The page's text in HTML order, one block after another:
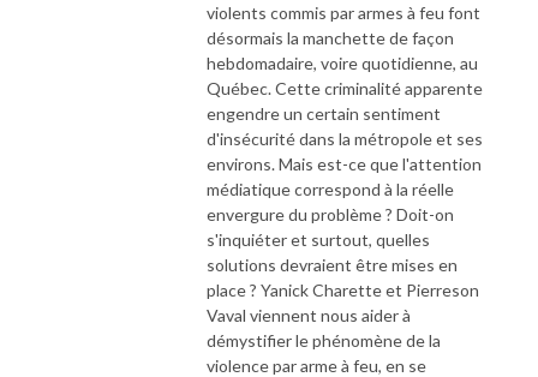
violents commis par armes à feu font
désormais la manchette de façon
hebdomadaire, voire quotidienne, au
Québec. Cette criminalité apparente
engendre un certain sentiment
d'insécurité dans la métropole et ses
environs. Mais est-ce que l'attention
médiatique correspond à la réelle
envergure du problème ? Doit-on
s'inquiéter et surtout, quelles
solutions devraient être mises en
place ? Yanick Charette et Pierreson
Vaval viennent nous aider à
démystifier le phénomène de la
violence par arme à feu, en se